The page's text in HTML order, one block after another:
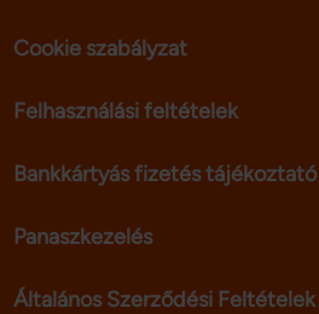
Cookie szabályzat
Felhasználási feltételek
Bankkártyás fizetés tájékoztató
Panaszkezelés
Általános Szerződési Feltételek